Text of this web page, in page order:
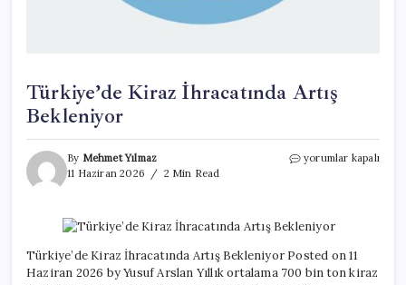
Türkiye’de Kiraz İhracatında Artış
Bekleniyor
By Mehmet Yılmaz
11 Haziran 2026
2 Min Read
Türkiye’de
için
yorumlar kapalı
Türkiye’de Kiraz İhracatında Artış Bekleniyor Posted on 11
Haziran 2026 by Yusuf Arslan Yıllık ortalama 700 bin ton kiraz